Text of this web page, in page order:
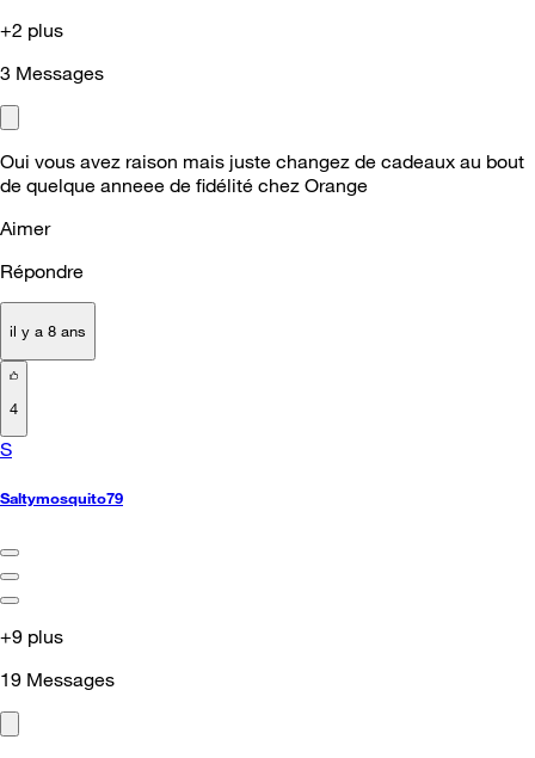
+2 plus
3 Messages
Oui vous avez raison mais juste changez de cadeaux au bout
de quelque anneee de fidélité chez Orange
Aimer
Répondre
il y a 8 ans
4
S
Saltymosquito79
+9 plus
19 Messages